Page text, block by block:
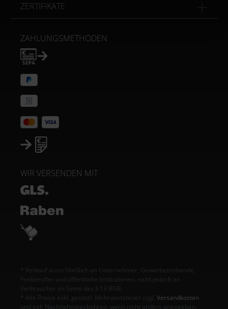
ZERTIFIKATE
ZAHLUNGSMETHODEN
WIR VERSENDEN MIT
* Verkauf ausschließlich an Unternehmer, Gewerbetreibende,
Freiberufler und öffentliche Institutionen, nicht jedoch an
Verbraucher im Sinne des § 13 BGB.
* Alle Preise exkl. gesetzl. Mehrwertsteuer zzgl. Versandkosten
und ggf. Nachnahmegebühren, wenn nicht anders angegeben.